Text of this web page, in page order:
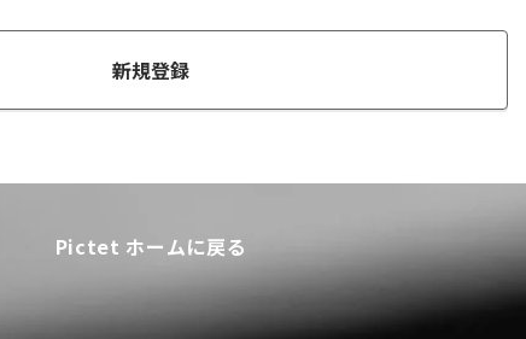
新規登録
Pictet ホームに戻る